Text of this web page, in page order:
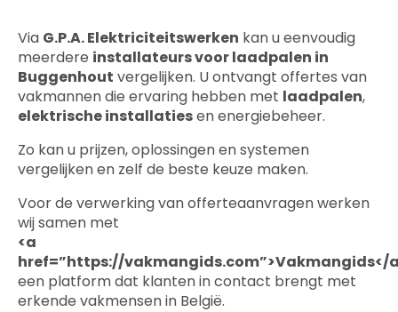
Via G.P.A. Elektriciteitswerken kan u eenvoudig
meerdere installateurs voor laadpalen in
Buggenhout vergelijken. U ontvangt offertes van
vakmannen die ervaring hebben met laadpalen,
elektrische installatiesen energiebeheer.
Zo kan u prijzen, oplossingen en systemen
vergelijken en zelf de beste keuze maken.
Voor de verwerking van offerteaanvragen werken
wij samen met
<a
href=”https://vakmangids.com”>Vakmangids</
een platform dat klanten in contact brengt met
erkende vakmensen in België.